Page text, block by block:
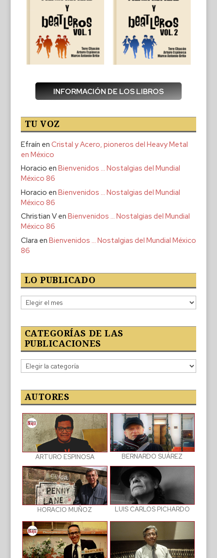
INFORMACIÓN DE LOS LIBROS
TU VOZ
Efraín en Cristal y Acero, pioneros del Heavy Metal
en México
Horacio en Bienvenidos … Nostalgias del Mundial
México 86
Horacio en Bienvenidos … Nostalgias del Mundial
México 86
Christian Ven Bienvenidos … Nostalgias del Mundial
México 86
Clara en Bienvenidos … Nostalgias del Mundial México
86
LO PUBLICADO
Lo
publicado
CATEGORÍAS DE LAS
PUBLICACIONES
Categorías
de
publicaciones
AUTORES
ARTURO ESPINOSA BERNARDO SUÁREZ
HORACIO MUÑOZ LUIS CARLOS PICHARDO